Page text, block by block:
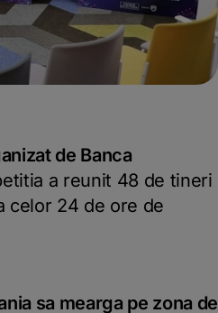
de Banca
a reunit 48 de tineri
celor 24 de ore de
sa mearga pe zona de